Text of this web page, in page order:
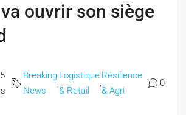
ouvrir son siège
Breaking
News
,
Logistique
& Retail
,
Résilience
& Agri
0